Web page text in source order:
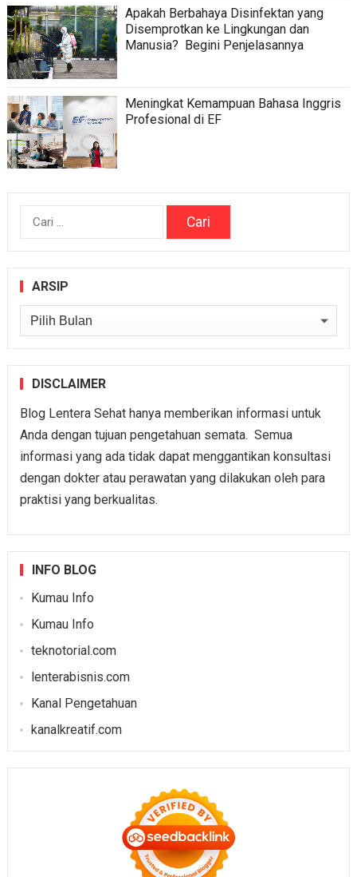
Apakah Berbahaya Disinfektan yang
Disemprotkan ke Lingkungan dan
Manusia? Begini Penjelasannya
Meningkat Kemampuan Bahasa Inggris
Profesional di EF
Cari
ARSIP
Arsip
DISCLAIMER
Blog Lentera Sehat hanya memberikan informasi untuk
Anda dengan tujuan pengetahuan semata. Semua
informasi yang ada tidak dapat menggantikan konsultasi
dengan dokter atau perawatan yang dilakukan oleh para
praktisi yang berkualitas.
INFO BLOG
Kumau Info
Kumau Info
teknotorial.com
lenterabisnis.com
Kanal Pengetahuan
kanalkreatif.com